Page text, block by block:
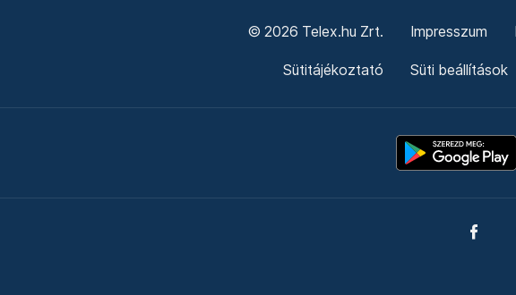
© 2026 Telex.hu Zrt. Impresszum
Sütitájékoztató Süti beállítások